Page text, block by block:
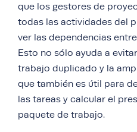
que los gestores de
todas las actividades del
ver las dependencias
Esto no sólo ayuda a
trabajo duplicado y la
que también es útil para
las tareas y calcular el
paquete de trabajo.